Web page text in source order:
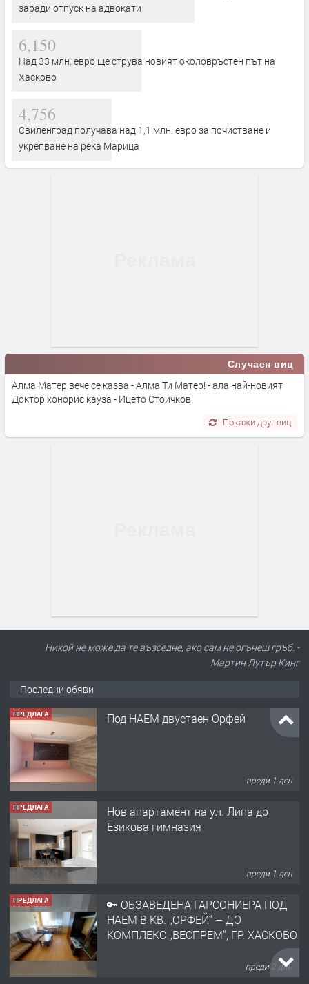
заради отпуск на адвокати
6,150
Над 33 млн. евро ще струва новият околовръстен път на
Хасково
4,756
Свиленград получава над 1,1 млн. евро за почистване и
укрепване на река Марица
Случаен виц
Алма Матер вече се казва - Алма Ти Матер! - ала най-новият
Доктор хонорис кауза - Ицето Стоичков.
Покажи друг виц
Никой не може да те възседне, ако сам не огънеш гръб. -
Мартин Лутър Кинг
Последни обяви
ПРЕДЛАГА Под НАЕМ двустаен Орфей
преди 1 ден
ПРЕДЛАГА
Нов апартамент на ул. Липа до
Езикова гимназия
преди 1 ден
ПРЕДЛАГА
🔑 ОБЗАВЕДЕНА ГАРСОНИЕРА ПОД
НАЕМ В КВ. „ОРФЕЙ“ – ДО
КОМПЛЕКС „ВЕСПРЕМ“, ГР. ХАСКОВО
преди 2 дни